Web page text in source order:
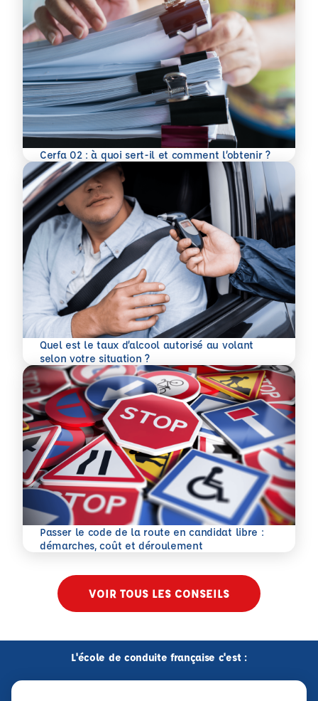
Cerfa 02 : à quoi sert-il et comment l’obtenir ?
En savoir plus
Quel est le taux d’alcool autorisé au volant
selon votre situation ?
En savoir plus
Passer le code de la route en candidat libre :
démarches, coût et déroulement
En savoir plus
VOIR TOUS LES CONSEILS
L'école de conduite française c'est :